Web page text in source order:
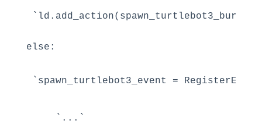
else:
`spawn_turtlebot3_event =
    `...`